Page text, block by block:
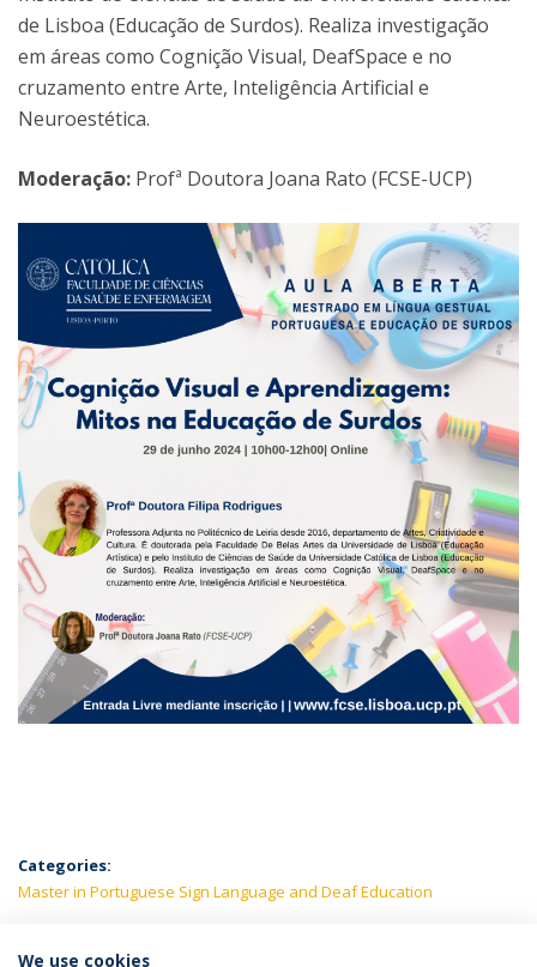
de Lisboa (Educação de Surdos). Realiza investigação
em áreas como Cognição Visual, DeafSpace e no
cruzamento entre Arte, Inteligência Artificial e
Neuroestética.
Moderação: Profª Doutora Joana Rato (FCSE-UCP)
Categories:
Master in Portuguese Sign Language and Deaf Education
LATEST NEWS
We use cookies